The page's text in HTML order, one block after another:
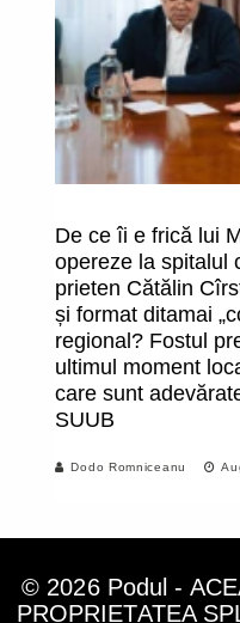
De ce îi e frică lui
opereze la spitalul
prieten Cătălin
și format ditamai
regional? Fostul
ultimul moment
care sunt
SUUB
Dodo Romniceanu
© 2026 Podul -
PROPRIETATEA